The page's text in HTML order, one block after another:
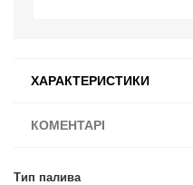
ХАРАКТЕРИСТИКИ
КОМЕНТАРІ
Тип палива